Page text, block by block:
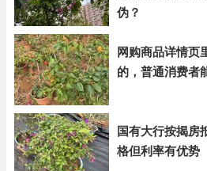
伪？
网购商品详情页
的，普通消费者
国有大行按揭房
格但利率有优势